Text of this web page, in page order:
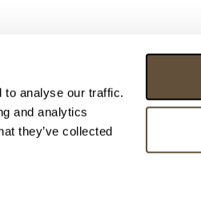
to analyse our traffic.
and analytics
they’ve collected